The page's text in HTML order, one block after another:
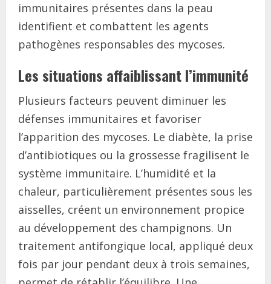
immunitaires présentes dans la peau
identifient et combattent les agents
pathogènes responsables des mycoses.
Les situations affaiblissant l’immunité
Plusieurs facteurs peuvent diminuer les
défenses immunitaires et favoriser
l’apparition des mycoses. Le diabète, la prise
d’antibiotiques ou la grossesse fragilisent le
système immunitaire. L’humidité et la
chaleur, particulièrement présentes sous les
aisselles, créent un environnement propice
au développement des champignons. Un
traitement antifongique local, appliqué deux
fois par jour pendant deux à trois semaines,